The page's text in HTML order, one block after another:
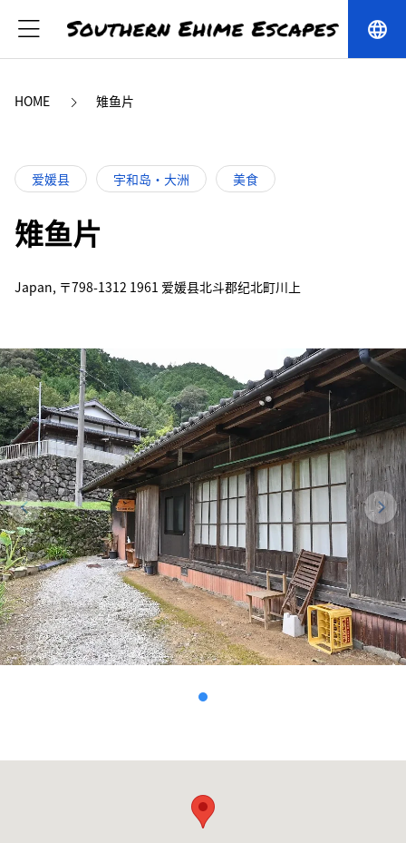
language
HOME 雉鱼片
爱媛县 宇和岛・大洲 美食
雉鱼片
Japan, 〒798-1312 1961 爱媛县北斗郡纪北町川上